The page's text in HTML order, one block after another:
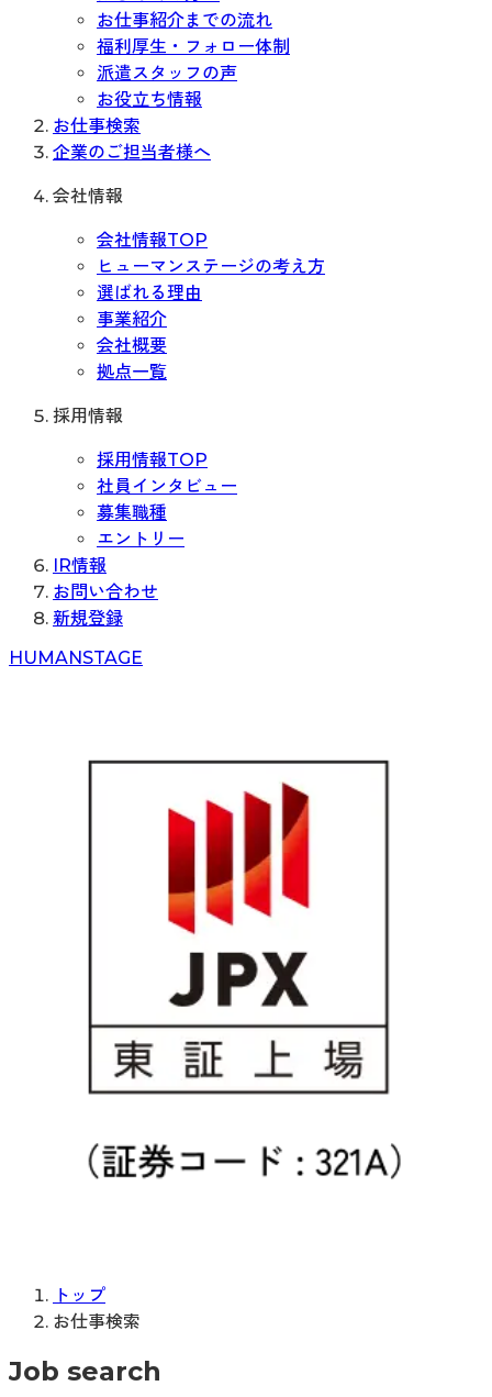
お仕事紹介までの流れ
福利厚生・フォロー体制
派遣スタッフの声
お役立ち情報
お仕事検索
企業のご担当者様へ
会社情報
会社情報TOP
ヒューマンステージの考え方
選ばれる理由
事業紹介
会社概要
拠点一覧
採用情報
採用情報TOP
社員インタビュー
募集職種
エントリー
IR情報
お問い合わせ
新規登録
HUMANSTAGE
トップ
お仕事検索
Job search